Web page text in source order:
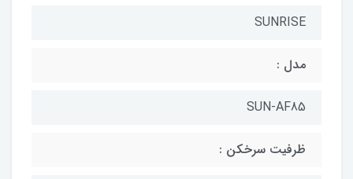
SUNRISE
مدل :
SUN-AF85
ظرفیت سرخکن :